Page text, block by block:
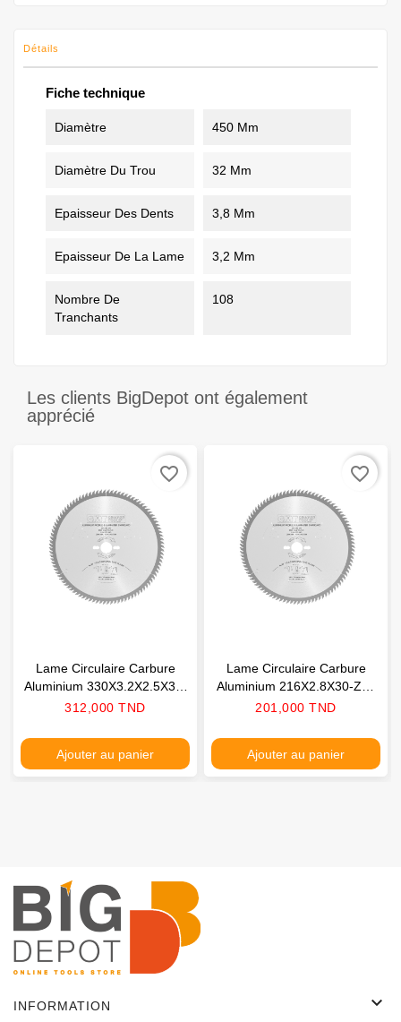
Détails
Fiche technique
Diamètre 450 Mm
Diamètre Du Trou 32 Mm
Epaisseur Des Dents 3,8 Mm
Epaisseur De La Lame 3,2 Mm
Nombre De
Tranchants
108
Les clients BigDepot ont également
apprécié
Lame Circulaire Carbure
Aluminium 330X3.2X2.5X32-
Z96 CMT
Prix
312,000 TND
Ajouter au panier
favorite_border
Lame Circulaire Carbure
Aluminium 216X2.8X30-Z64
CMT
Prix
201,000 TND
Ajouter au panier
favorite_border
INFORMATION
